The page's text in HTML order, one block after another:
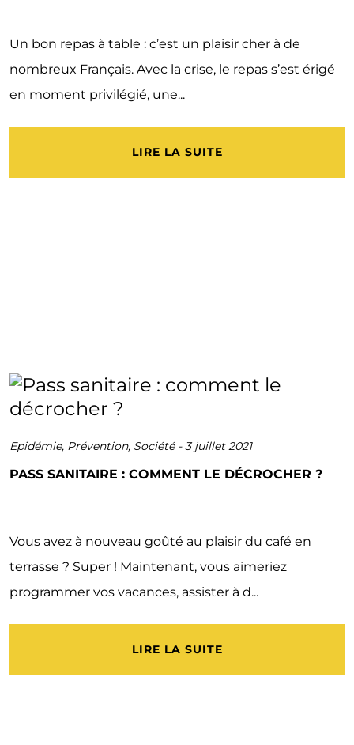
Un bon repas à table : c’est un plaisir cher à de
nombreux Français. Avec la crise, le repas s’est érigé
en moment privilégié, une...
LIRE LA SUITE
Epidémie, Prévention, Société-3 juillet 2021
PASS SANITAIRE : COMMENT LE DÉCROCHER ?
Vous avez à nouveau goûté au plaisir du café en
terrasse ? Super ! Maintenant, vous aimeriez
programmer vos vacances, assister à d...
LIRE LA SUITE